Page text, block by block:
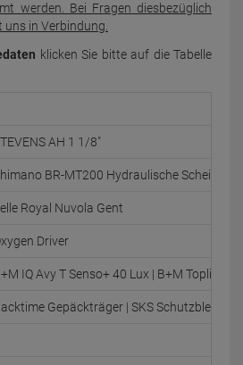
werden. Bei Fragen diesbezüglich
in Verbindung.
klicken Sie bitte auf die Tabelle
AH 1 1/8"
BR-MT200 Hydraulische
Royal Nuvola Gent
Driver
IQ Avy T Senso+ 40 Lux | B+M Toplight
Gepäckträger | SKS Schutzbleche |